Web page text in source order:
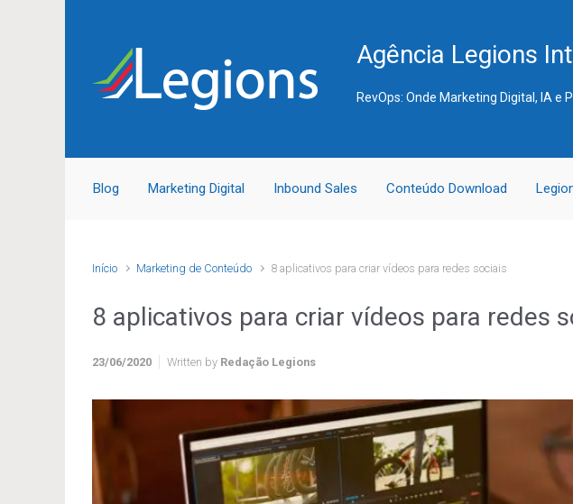
Agência Legions
RevOps: Onde Marketing Digital, IA
Blog Marketing Digital Inbound Sales Conteúdo Download
Início Marketing de Conteúdo 8 aplicativos para criar vídeos para redes sociais
8 aplicativos para criar vídeos para redes
23/06/2020 Written by Redação Legions